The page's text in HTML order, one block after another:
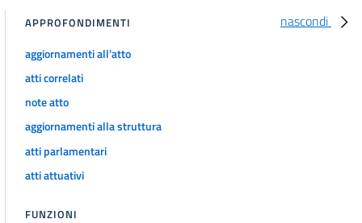
nascondi
APPROFONDIMENTI
aggiornamenti all'atto
atti correlati
note atto
aggiornamenti alla struttura
atti parlamentari
atti attuativi
FUNZIONI